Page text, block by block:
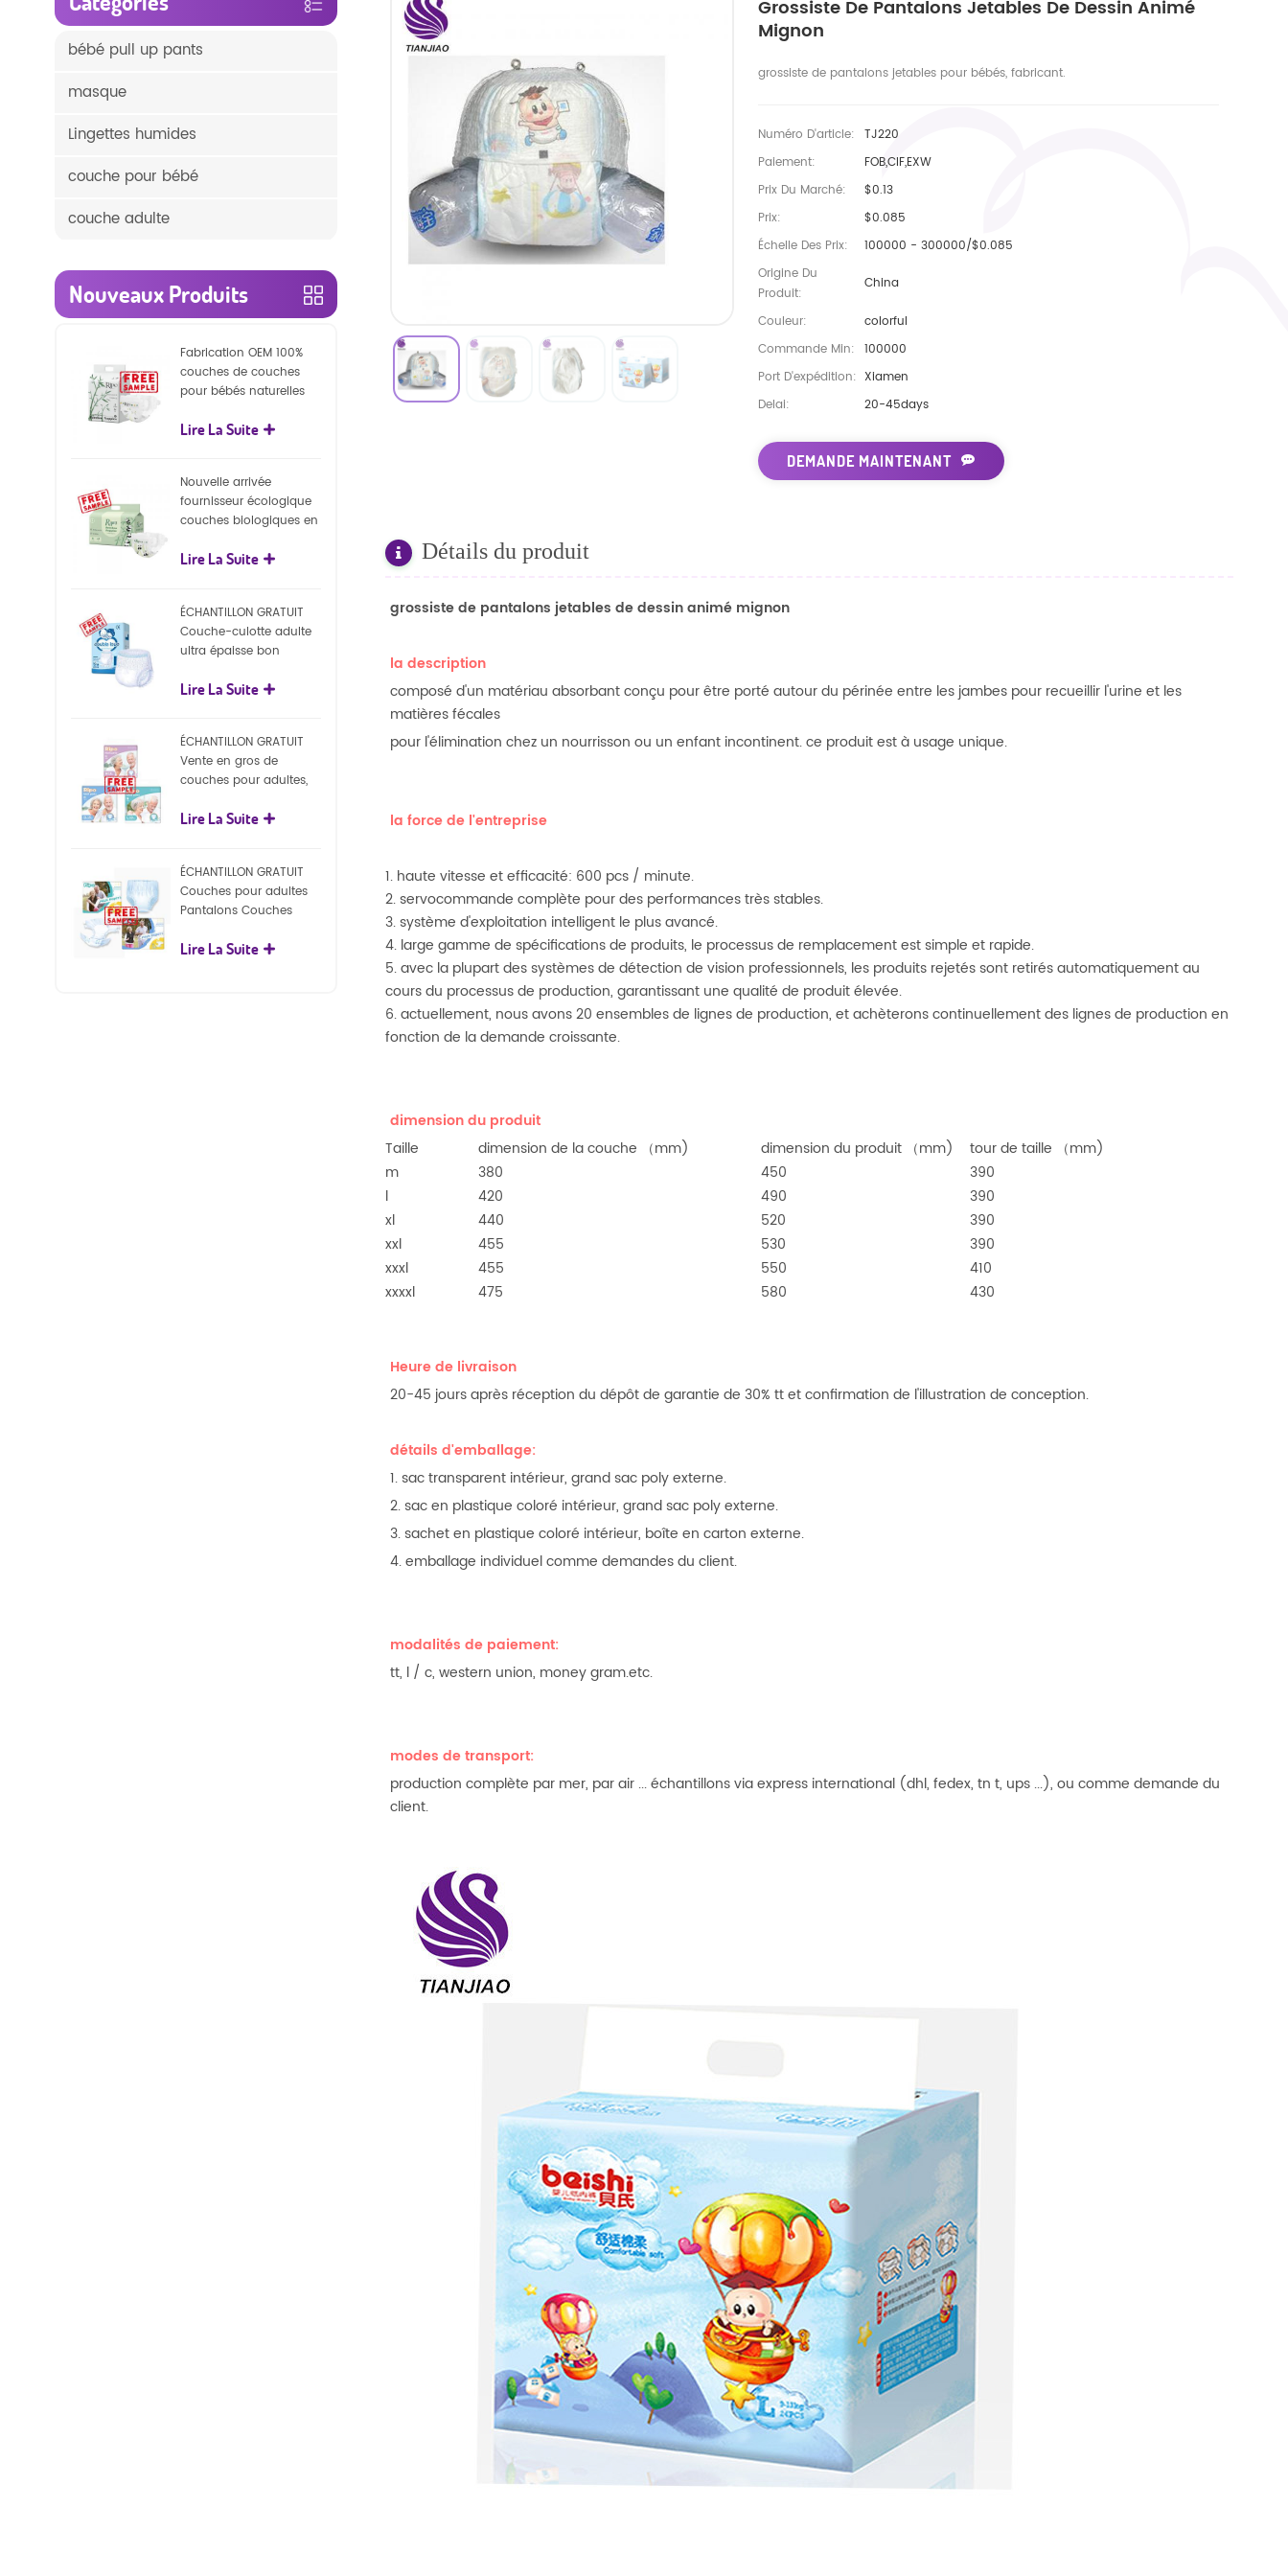
Grossiste De Pantalons Jetables De Dessin Animé
Mignon
grossiste de pantalons jetables pour bébés, fabricant.
Numéro D'article: TJ220
Paiement:
FOB,CIF,EXW
Prix Du Marché:
$0.13
Prix:
$0.085
Échelle Des Prix:
100000 - 300000/$0.085
Origine Du
Produit:
China
Couleur:
colorful
Commande Min: 100000
Port D'expédition: Xiamen
Delai:
20-45days
DEMANDE MAINTENANT
Détails du produit
grossiste de pantalons jetables de dessin animé mignon
la description
composé d'un matériau absorbant conçu pour être porté autour du périnée entre les jambes pour recueillir l'urine et les
matières fécales
pour l'élimination chez un nourrisson ou un enfant incontinent. ce produit est à usage unique.
la force de l'entreprise
1. haute vitesse et efficacité: 600 pcs / minute.
2. servocommande complète pour des performances très stables.
3. système d'exploitation intelligent le plus avancé.
4. large gamme de spécifications de produits, le processus de remplacement est simple et rapide.
5. avec la plupart des systèmes de détection de vision professionnels, les produits rejetés sont retirés automatiquement au
cours du processus de production, garantissant une qualité de produit élevée.
6. actuellement, nous avons 20 ensembles de lignes de production, et achèterons continuellement des lignes de production en
fonction de la demande croissante.
dimension du produit
Taille
dimension de la couche （mm) dimension du produit （mm)
tour de taille （mm)
m
380 450
390
l
420 490
390
xl
440 520
390
xxl
455 530
390
xxxl
455 550
410
xxxxl
475 580 430
Heure de livraison
20-45 jours après réception du dépôt de garantie de 30% tt et confirmation de l'illustration de conception.
détails d'emballage:
1. sac transparent intérieur, grand sac poly externe.
2. sac en plastique coloré intérieur, grand sac poly externe.
3. sachet en plastique coloré intérieur, boîte en carton externe.
4. emballage individuel comme demandes du client.
modalités de paiement:
tt, l / c, western union, money gram.etc.
modes de transport:
production complète par mer, par air ... échantillons via express international (dhl, fedex, tn t, ups ...), ou comme demande du
client.
bébé pull up pants
masque
Lingettes humides
couche pour bébé
couche adulte
Nouveaux Produits
Fabrication OEM 100%
couches de couches
pour bébés naturelles
écologiques
Lire La Suite
Nouvelle arrivée
fournisseur écologique
couches biologiques en
biodégradables pour
Lire La Suite
ÉCHANTILLON GRATUIT
Couche-culotte adulte
ultra épaisse bon
jetable pour adulte
Lire La Suite
ÉCHANTILLON GRATUIT
Vente en gros de
couches pour adultes,
adultes
Lire La Suite
ÉCHANTILLON GRATUIT
Couches pour adultes
Pantalons Couches
pour adultes
Lire La Suite